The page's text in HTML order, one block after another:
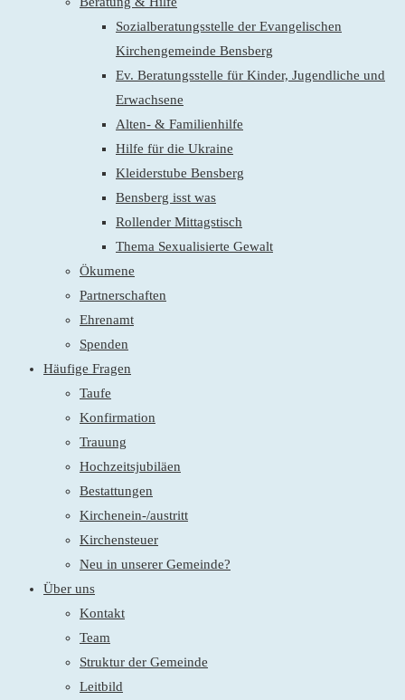
Sozialberatungsstelle der Evangelischen
Kirchengemeinde Bensberg
Ev. Beratungsstelle für Kinder, Jugendliche und
Erwachsene
Alten- & Familienhilfe
Hilfe für die Ukraine
Kleiderstube Bensberg
Bensberg isst was
Rollender Mittagstisch
Thema Sexualisierte Gewalt
Ökumene
Partnerschaften
Ehrenamt
Spenden
Häufige Fragen
Taufe
Konfirmation
Trauung
Hochzeitsjubiläen
Bestattungen
Kirchenein-/austritt
Kirchensteuer
Neu in unserer Gemeinde?
Über uns
Kontakt
Team
Struktur der Gemeinde
Leitbild